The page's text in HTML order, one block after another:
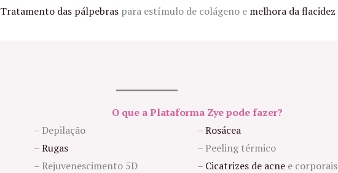
Tratamento das pálpebraspara estímulo de colágeno e melhora da flacidez
O que a PlataformaZye pode fazer?
– Depilação
–Rugas
– Rejuvenescimento 5D
–Rosácea
– Peeling térmico
– Cicatrizes de acnee corporais